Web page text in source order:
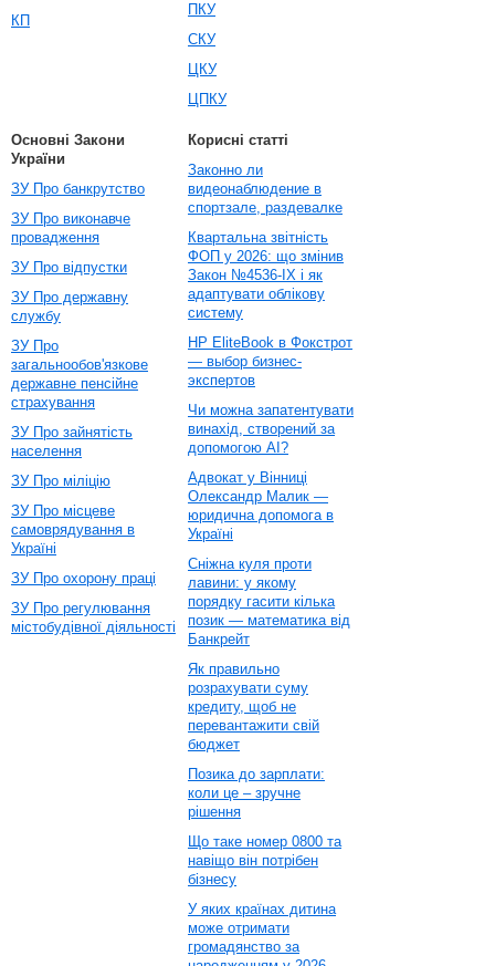
КП
ПКУ
СКУ
ЦКУ
ЦПКУ
Основні Закони
України
ЗУ Про банкрутство
ЗУ Про виконавче
провадження
ЗУ Про відпустки
ЗУ Про державну
службу
ЗУ Про
загальнообов'язкове
державне пенсійне
страхування
ЗУ Про зайнятість
населення
ЗУ Про міліцію
ЗУ Про місцеве
самоврядування в
Україні
ЗУ Про охорону праці
ЗУ Про регулювання
містобудівної діяльності
Корисні статті
Законно ли
видеонаблюдение в
спортзале, раздевалке
Квартальна звітність
ФОП у 2026: що змінив
Закон №4536-IX і як
адаптувати облікову
систему
HP EliteBook в Фокстрот
— выбор бизнес-
экспертов
Чи можна запатентувати
винахід, створений за
допомогою AI?
Адвокат у Вінниці
Олександр Малик —
юридична допомога в
Україні
Сніжна куля проти
лавини: у якому
порядку гасити кілька
позик — математика від
Банкрейт
Як правильно
розрахувати суму
кредиту, щоб не
перевантажити свій
бюджет
Позика до зарплати:
коли це – зручне
рішення
Що таке номер 0800 та
навіщо він потрібен
бізнесу
У яких країнах дитина
може отримати
громадянство за